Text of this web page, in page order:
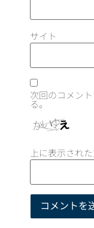
サイト
次回のコメン
る。
上に表示され